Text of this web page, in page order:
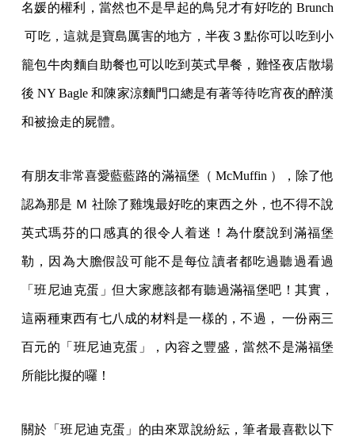
名媛的權利，當然也不是早起的鳥兒才有好吃的 Brunch
可吃，這就是寶島厲害的地方，半夜３點你可以吃到小
籠包牛肉麵自助餐也可以吃到英式早餐，難怪夜店散場
後 NY Bagle 和陳家涼麵門口總是有著等待吃宵夜的醉漢
和被撿走的屍體。
有朋友非常喜愛藍藍路的滿福堡（ McMuffin ），除了他
認為那是 Ｍ 社除了雞塊最好吃的東西之外，也不得不說
英式瑪芬的口感真的很令人着迷！為什麼說到滿福堡
勒，因為大膽假設可能不是每位讀者都吃過聽過看過
「班尼迪克蛋」但大家應該都有聽過滿福堡吧！其實，
這兩種東西有七八成的材料是一樣的，不過， 一份兩三
百元的「班尼迪克蛋」，內容之豐盛，當然不是滿福堡
所能比擬的囉！
關於「班尼迪克蛋」的由來眾說紛紜，筆者最喜歡以下